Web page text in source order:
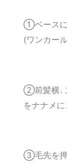
①ベースに
(ワンカー
②前髪横、
をナナメ
③毛先を押